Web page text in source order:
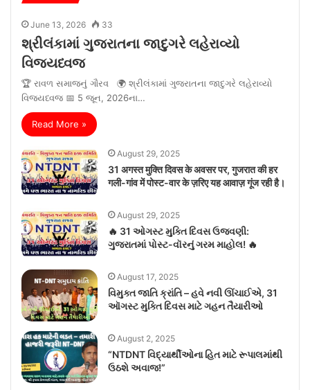
June 13, 2026 33
શ્રીલંકામાં ગુજરાતના જાદુગરે લહેરાવ્યો
વિજયધ્વજ
🏆 રાવળ સમાજનું ગૌરવ 🌍 શ્રીલંકામાં ગુજરાતના જાદુગરે લહેરાવ્યો
વિજયધ્વજ 📅 5 જૂન, 2026ના…
Read More »
August 29, 2025
31 अगस्त मुक्ति दिवस के अवसर पर, गुजरात की हर
गली-गांव में पोस्ट-वार के ज़रिए यह आवाज़ गूंज रही है।
August 29, 2025
🔥 31 ઓગસ્ટ મુક્તિ દિવસ ઉજવણી:
ગુજરાતમાં પોસ્ટ-વૉરનું ગરમ માહોલ! 🔥
August 17, 2025
વિમુક્ત જાતિ ક્રાંતિ – હવે નવી ઊંચાઈએ, 31
ઑગસ્ટ મુક્તિ દિવસ માટે ગહન તૈયારીઓ
August 2, 2025
“NTDNT વિદ્યાર્થીઓના હિત માટે રૂપાલમાંથી
ઉઠશે અવાજ!”